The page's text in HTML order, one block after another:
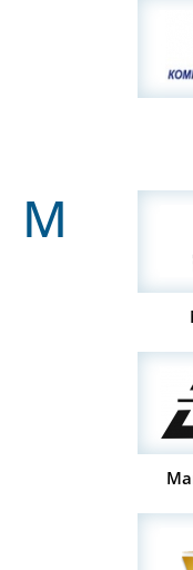
М